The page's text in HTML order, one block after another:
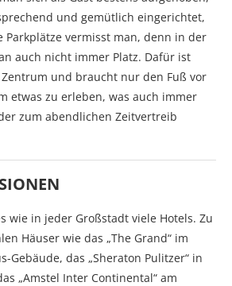
und gemütlich eingerichtet,
Parkplätze vermisst man, denn in der
auch nicht immer Platz. Dafür ist
und braucht nur den Fuß vor
etwas zu erleben, was auch immer
zum abendlichen Zeitvertreib
wie in jeder Großstadt viele Hotels. Zu
Häuser wie das „The Grand“ im
Gebäude, das „Sheraton Pulitzer“ in
„Amstel Inter Continental“ am